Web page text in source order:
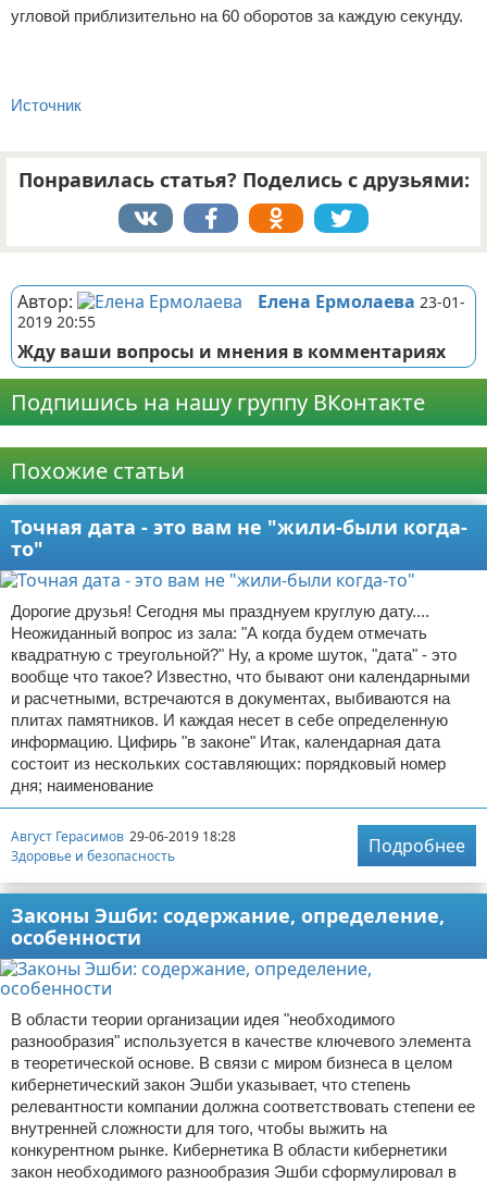
угловой приблизительно на 60 оборотов за каждую секунду.
Источник
Понравилась статья? Поделись с друзьями:
Автор: Елена Ермолаева 23-01-
2019 20:55
Жду ваши вопросы и мнения в комментариях
Подпишись на нашу группу ВКонтакте
Похожие статьи
Точная дата - это вам не "жили-были когда-
то"
Дорогие друзья! Сегодня мы празднуем круглую дату....
Неожиданный вопрос из зала: "А когда будем отмечать
квадратную с треугольной?" Ну, а кроме шуток, "дата" - это
вообще что такое? Известно, что бывают они календарными
и расчетными, встречаются в документах, выбиваются на
плитах памятников. И каждая несет в себе определенную
информацию. Цифирь "в законе" Итак, календарная дата
состоит из нескольких составляющих: порядковый номер
дня; наименование
Август Герасимов 29-06-2019 18:28
Здоровье и безопасность
Подробнее
Законы Эшби: содержание, определение,
особенности
В области теории организации идея "необходимого
разнообразия" используется в качестве ключевого элемента
в теоретической основе. В связи с миром бизнеса в целом
кибернетический закон Эшби указывает, что степень
релевантности компании должна соответствовать степени ее
внутренней сложности для того, чтобы выжить на
конкурентном рынке. Кибернетика В области кибернетики
закон необходимого разнообразия Эшби сформулировал в